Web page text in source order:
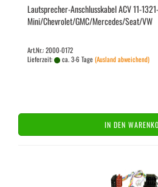
Lautsprecher-​​An­schluss­ka­bel ACV 11-​
Mini/Che­vro­let/GMC/Mer­ce­des/Seat/VW
Art.Nr.: 2000-0172
Lieferzeit:
ca. 3-6 Tage(Ausland abweichend)
IN DEN